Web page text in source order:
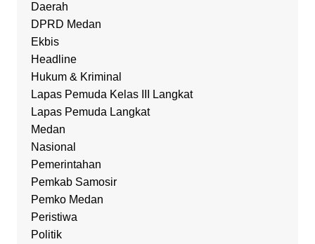
Daerah
DPRD Medan
Ekbis
Headline
Hukum & Kriminal
Lapas Pemuda Kelas III Langkat
Lapas Pemuda Langkat
Medan
Nasional
Pemerintahan
Pemkab Samosir
Pemko Medan
Peristiwa
Politik